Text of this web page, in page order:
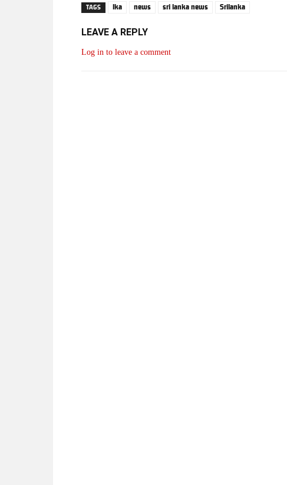
TAGS lka news sri lanka news Srilanka
LEAVE A REPLY
Log in to leave a comment